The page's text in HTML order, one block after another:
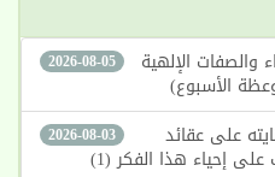
2026-08-05 والصفات الإلهية
2026-08-03 على عقائد